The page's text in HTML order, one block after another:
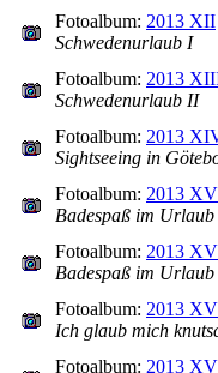
Fotoalbum: 2013 XII
Schwedenurlaub I
Fotoalbum: 2013
Schwedenurlaub II
Fotoalbum: 2013
Sightseeing in
Fotoalbum: 2013 XV
Badespaß im
Fotoalbum: 2013
Badespaß im
Fotoalbum: 2013
Ich glaub mich
Fotoalbum: 2013